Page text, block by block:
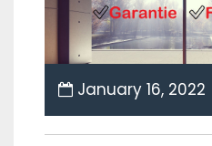
January 16, 2022